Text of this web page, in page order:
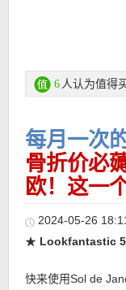
-This Works 即时
购买链接在此
★ 自动优惠！
6 人认为值得买
每月一次
骨折价必
欧！这一
2024-05-26
★ Lookfantastic 5
快来使用Sol de